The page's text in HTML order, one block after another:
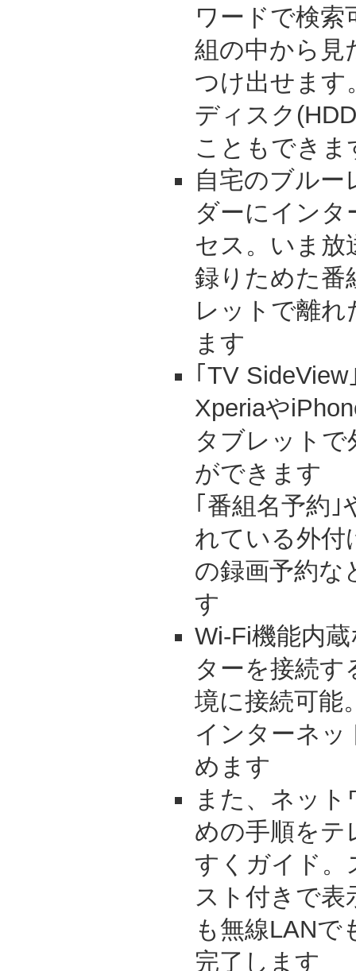
ワードで検索
組の中から見
つけ出せます
ディスク
こともできま
自宅のブル
ダーにインタ
セス。いま放
録りためた番
レットで離
ます
｢TV
Xperiaや
タブレットで
ができます
｢番組名予約
れている外付
の録画予約な
す
Wi-Fi機能内
ターを接続す
境に接続可能
インターネッ
めます
また、ネッ
めの手順をテ
すくガイド。
スト付きで表
も無線LANで
完了します